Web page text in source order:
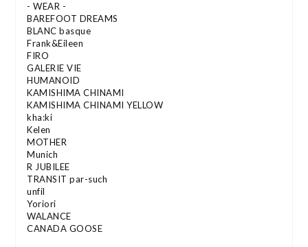
- WEAR -
BAREFOOT DREAMS
BLANC basque
Frank&Eileen
FIRO
GALERIE VIE
HUMANOID
KAMISHIMA CHINAMI
KAMISHIMA CHINAMI YELLOW
kha:ki
Kelen
MOTHER
Munich
R JUBILEE
TRANSIT par-such
unfil
Yoriori
WALANCE
CANADA GOOSE